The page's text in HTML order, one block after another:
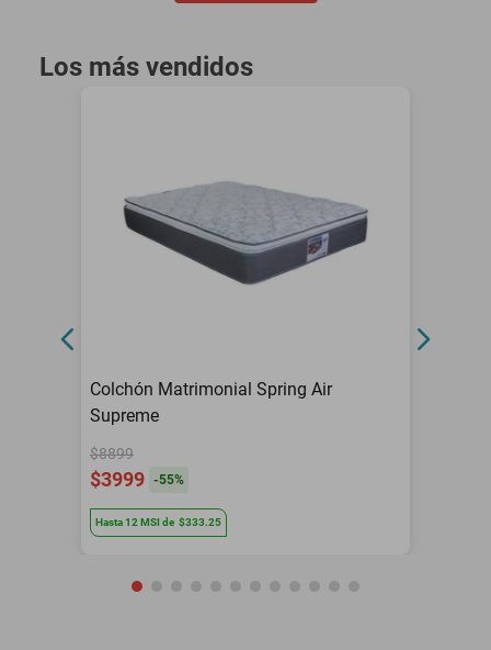
Los más vendidos
Colchón Matrimonial Spring Air
Supreme
$8899
$3999 -55%
Hasta12 MSIde $333.25